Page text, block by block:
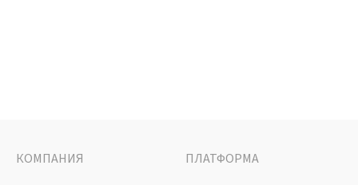
КОМПАНИЯ ПЛАТФОРМА